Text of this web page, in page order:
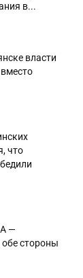
в...
власти
что
—
стороны